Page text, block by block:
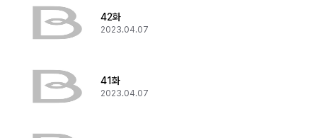
42화
2023.04.07
41화
2023.04.07